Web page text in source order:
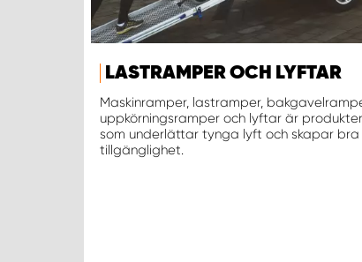
LASTRAMPER OCH LYFTAR
Maskinramper, lastramper,
uppkörningsramper och lyftar är produkter
som underlättar tynga lyft och skapar bra
tillgänglighet.